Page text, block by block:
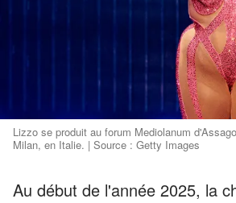
Lizzo se produit au forum Mediolanum
Milan, en Italie. | Source : Getty Images
Au début de l'année 2025, la